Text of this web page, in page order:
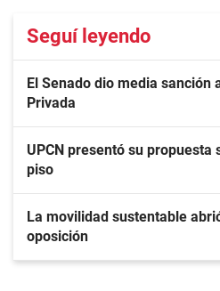
Seguí leyendo
El Senado dio media sanción
Privada
UPCN presentó su
piso
La movilidad sustentable
oposición